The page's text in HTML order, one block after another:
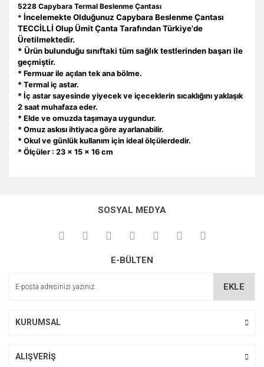
5228 Capybara Termal Beslenme Çantası
* İncelemekte Olduğunuz Capybara Beslenme Çantası
TECCİLLİ Olup Ümit Çanta Tarafından Türkiye'de
Üretilmektedir.
* Ürün bulunduğu sınıftaki tüm sağlık testlerinden başarı ile
geçmiştir.
* Fermuar ile açılan tek ana bölme.
* Termal iç astar.
* İç astar sayesinde yiyecek ve içeceklerin sıcaklığını yaklaşık
2 saat muhafaza eder.
* Elde ve omuzda taşımaya uygundur.
* Omuz askısı ihtiyaca göre ayarlanabilir.
* Okul ve günlük kullanım için ideal ölçülerdedir.
* Ölçüler : 23 x 15 x 16 cm
kullanarak tarafımıza iletebilirsiniz.
Görüş ve önerileriniz için teşekkür ederiz.
Ürün açıklamasında eksik bilgiler bulunuyor.
SOSYAL MEDYA
E-BÜLTEN
EKLE
KURUMSAL
ALIŞVERİŞ